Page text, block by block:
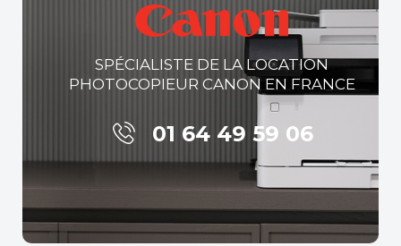
SPÉCIALISTE DE LA LOCATION
PHOTOCOPIEUR CANON EN FRANCE
01 64 49 59 06